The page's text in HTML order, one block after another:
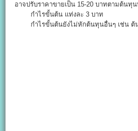
อาจปรับราคาขายเป็น 15-20 บาทตามต้นทุ
กำไรขั้นต้น แท่งละ 3 บาท
กำไรขั้นต้นยังไม่หักต้นทุนอื่นๆ เช่น ต้